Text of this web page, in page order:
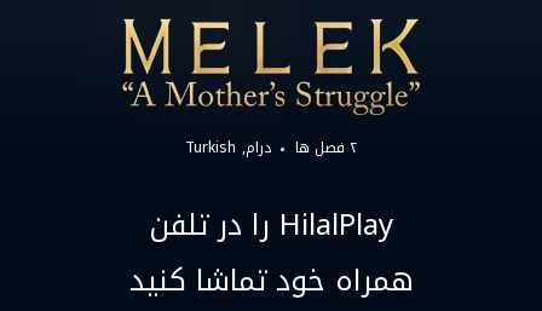
۲ فصل ها درام Turkish
HilalPlay را در تلفن
همراه خود تماشا کنید